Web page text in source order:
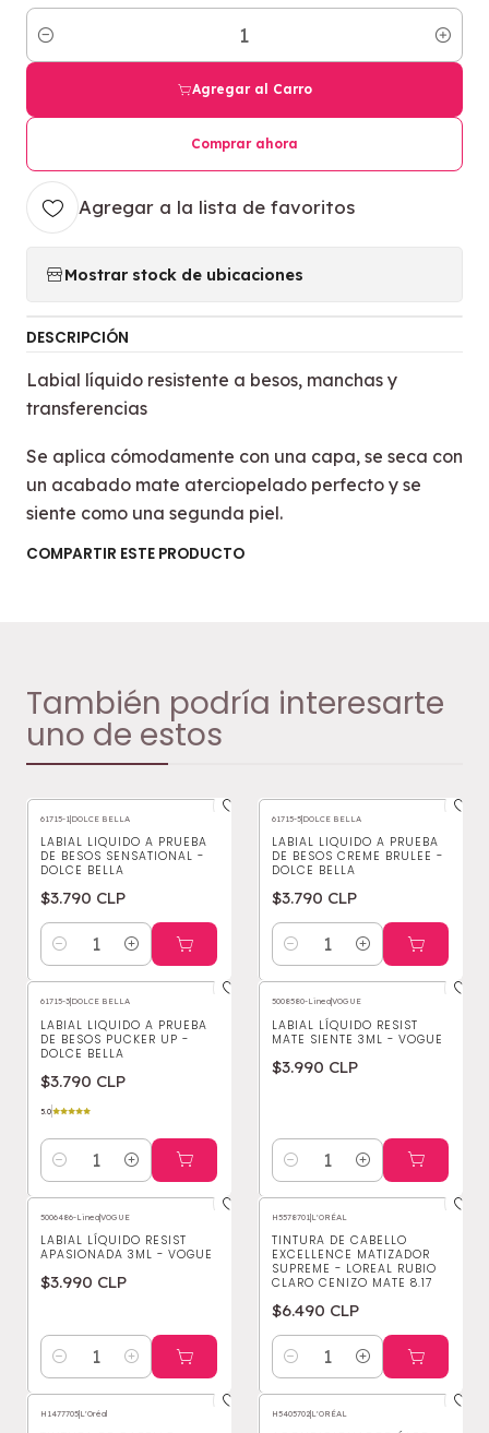
Cantidad
Agregar al Carro
Comprar ahora
Agregar a la lista de favoritos
Mostrar stock de ubicaciones
DESCRIPCIÓN
Labial líquido resistente a besos, manchas y
transferencias
Se aplica cómodamente con una capa, se seca con
un acabado mate aterciopelado perfecto y se
siente como una segunda piel.
COMPARTIR ESTE PRODUCTO
También podría interesarte
uno de estos
61715-1|DOLCE BELLA
LABIAL LIQUIDO A PRUEBA
DE BESOS SENSATIONAL -
DOLCE BELLA
$3.790 CLP
Cantidad
61715-5|DOLCE BELLA
LABIAL LIQUIDO A PRUEBA
DE BESOS CREME BRULEE -
DOLCE BELLA
$3.790 CLP
Cantidad
61715-3|DOLCE BELLA
LABIAL LIQUIDO A PRUEBA
DE BESOS PUCKER UP -
DOLCE BELLA
$3.790 CLP
5.0
Cantidad
5008580-Linea|VOGUE
LABIAL LÍQUIDO RESIST
MATE SIENTE 3ML - VOGUE
$3.990 CLP
Cantidad
5006486-Linea|VOGUE
LABIAL LÍQUIDO RESIST
APASIONADA 3ML - VOGUE
$3.990 CLP
Cantidad
H5578701|L'ORÉAL
TINTURA DE CABELLO
EXCELLENCE MATIZADOR
SUPREME - LOREAL RUBIO
CLARO CENIZO MATE 8.17
$6.490 CLP
Cantidad
H1477705|L'Oréal H5405702|L'ORÉAL